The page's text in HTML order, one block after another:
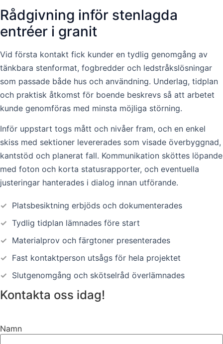
Rådgivning inför stenlagda
entréer i granit
Vid första kontakt fick kunder en tydlig genomgång av
tänkbara stenformat, fogbredder och ledstråkslösningar
som passade både hus och användning. Underlag, tidplan
och praktisk åtkomst för boende beskrevs så att arbetet
kunde genomföras med minsta möjliga störning.
Inför uppstart togs mått och nivåer fram, och en enkel
skiss med sektioner levererades som visade överbyggnad,
kantstöd och planerat fall. Kommunikation sköttes löpande
med foton och korta statusrapporter, och eventuella
justeringar hanterades i dialog innan utförande.
✓ Platsbesiktning erbjöds och dokumenterades
✓ Tydlig tidplan lämnades före start
✓ Materialprov och färgtoner presenterades
✓ Fast kontaktperson utsågs för hela projektet
✓ Slutgenomgång och skötselråd överlämnades
Kontakta oss idag!
Namn